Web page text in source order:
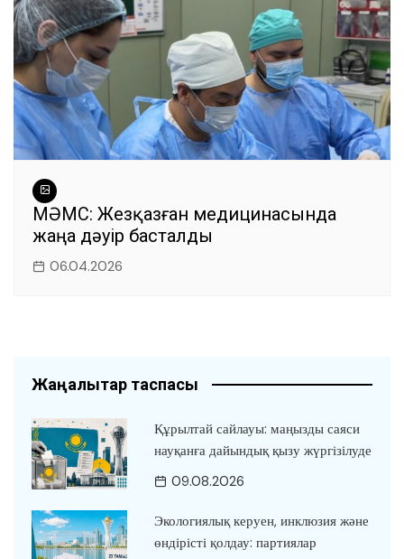
МӘМС: Жезқазған медицинасында
жаңа дәуір басталды
06.04.2026
Жаңалықтар таспасы
Құрылтай сайлауы: маңызды саяси
науқанға дайындық қызу жүргізілуде
09.08.2026
Экологиялық керуен, инклюзия және
өндірісті қолдау: партиялар